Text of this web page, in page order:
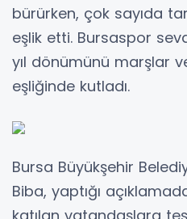
bürürken, çok sayıda
eşlik etti. Bursaspor
yıl dönümünü marşlar
eşliğinde kutladı.
Bursa Büyükşehir
Biba, yaptığı
katılan vatandaşlara